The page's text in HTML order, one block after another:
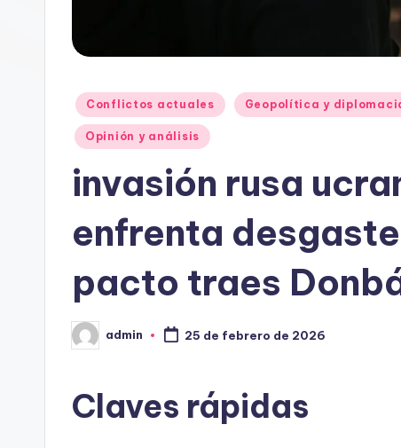
Publicado
en
Conflictos actuales Geopolítica y
Opinión y análisis
invasión rusa
enfrenta
pacto traes
Publicado
por
admin 25 de febrero de 2026
Claves rápidas